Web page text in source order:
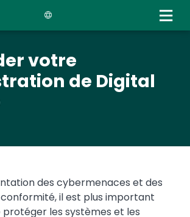
content
votre
de Digital
des cybermenaces et des
il est plus important
protéger les systèmes et les